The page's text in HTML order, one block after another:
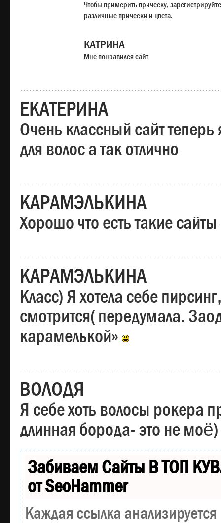
Чтобы примерить прическу,
различные прически и цвета.
КАТРИНА
Мне понравился сайт
ЕКАТЕРИНА
Очень классный сайт теперь
для волос а так отлично
КАРАМЭЛЬКИНА
Хорошо что есть такие сайты
КАРАМЭЛЬКИНА
Класс) Я хотела себе
смотрится( передумала.
карамелькой»
ВОЛОДЯ
Я себе хоть волосы рокера
длинная борода- это не моё)
Забиваем Сайты В ТОП
от SeoHammer
Каждая ссылка